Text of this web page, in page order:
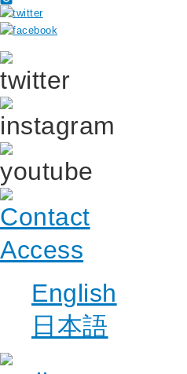
English
日本語